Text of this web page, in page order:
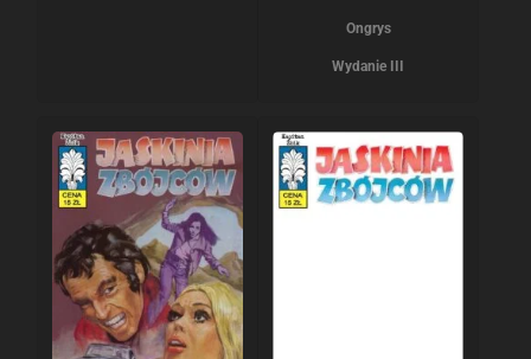
Ongrys
Wydanie III